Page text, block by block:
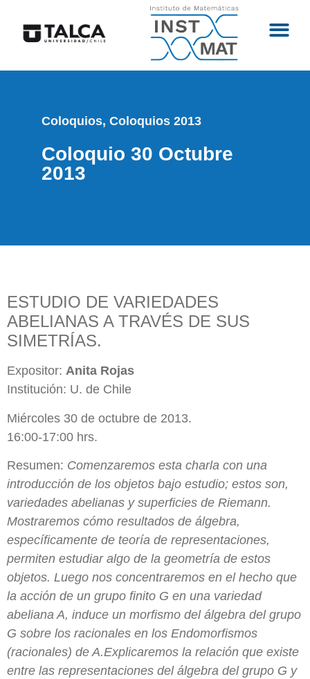
Coloquios, Coloquios 2013
Coloquio 30 Octubre
2013
ESTUDIO DE VARIEDADES
ABELIANAS A TRAVÉS DE SUS
SIMETRÍAS.
Expositor: Anita Rojas
Institución: U. de Chile
Miércoles 30 de octubre de 2013.
16:00-17:00 hrs.
Resumen: Comenzaremos esta charla con una
introducción de los objetos bajo estudio; estos son,
variedades abelianas y superficies de Riemann.
Mostraremos cómo resultados de álgebra,
específicamente de teoría de representaciones,
permiten estudiar algo de la geometría de estos
objetos. Luego nos concentraremos en el hecho que
la acción de un grupo finito G en una variedad
abeliana A, induce un morfismo del álgebra del grupo
G sobre los racionales en los Endomorfismos
(racionales) de A.Explicaremos la relación que existe
entre las representaciones del álgebra del grupo G y